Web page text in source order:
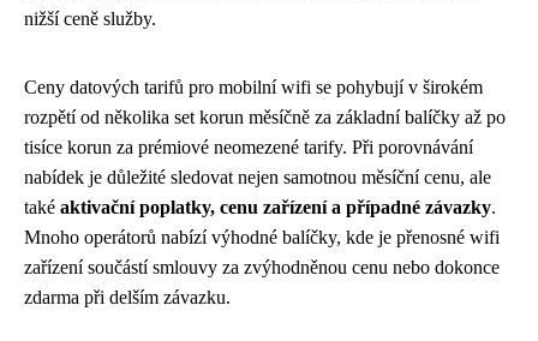
nižší ceně služby.
Ceny datových tarifů pro mobilní wifi se pohybují v širokém
rozpětí od několika set korun měsíčně za základní balíčky až po
tisíce korun za prémiové neomezené tarify. Při porovnávání
nabídek je důležité sledovat nejen samotnou měsíční cenu, ale
také aktivační poplatky, cenu zařízení a případné závazky.
Mnoho operátorů nabízí výhodné balíčky, kde je přenosné wifi
zařízení součástí smlouvy za zvýhodněnou cenu nebo dokonce
zdarma při delším závazku.